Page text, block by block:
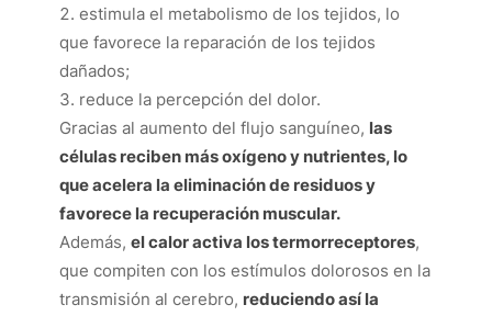
estimula el metabolismo de los tejidos, lo
que favorece la reparación de los tejidos
dañados;
reduce la percepción del dolor.
Gracias al aumento del flujo sanguíneo, las
células reciben más oxígeno y nutrientes, lo
que acelera la eliminación de residuos y
favorece la recuperación muscular.
Además,el calor activa los termorreceptores,
que compiten con los estímulos dolorosos en la
transmisión al cerebro, reduciendo así la